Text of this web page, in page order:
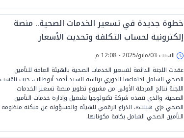
خطوة جديدة في تسعير الخدمات الصحية.. منصة
إلكترونية لحساب التكلفة وتحديث الأسعار
السبت 03/مايو/2025 - 12:08 م
عقدت اللجنة الدائمة لتسعير الخدمات الصحية بالهيئة العامة للتأمين
الصحي الشامل اجتماعها الدوري برئاسة السيد أحمد أبوطالب، حيث ناقشت
اللجنة نتائج المرحلة الأولى من مشروع تطوير منصة تسعير الخدمات
الصحية، والذي تنفذه شركة تكنولوجيا تشغيل وإدارة خدمات التأمين
الصحي «إي هيلث»، الذراع الرقمي للهيئة والمسؤولة عن ميكنة منظومة
التأمين الصحي الشامل بكافة مكوناتها.